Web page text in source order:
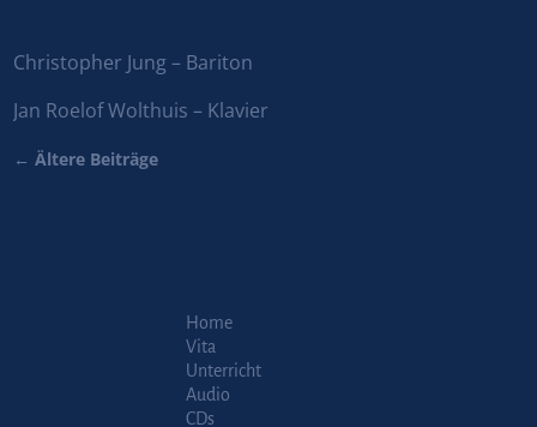
Christopher Jung – Bariton
Jan Roelof Wolthuis – Klavier
← Ältere Beiträge
Home
Vita
Unterricht
Audio
CDs